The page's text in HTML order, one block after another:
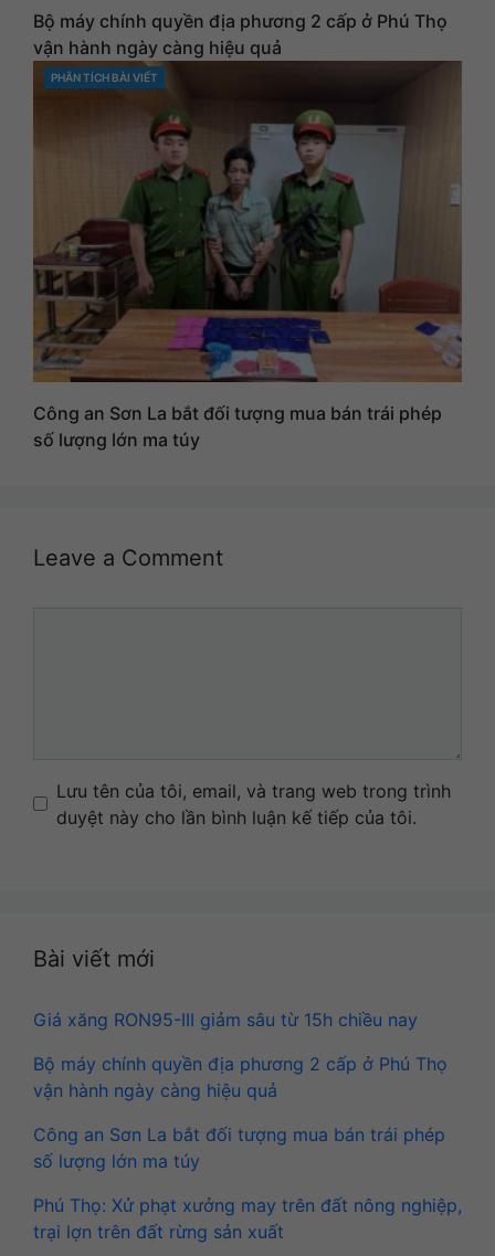
Bộ máy chính quyền địa phương 2 cấp ở Phú Thọ
vận hành ngày càng hiệu quả
CATEGORIES
PHÂN TÍCH BÀI VIẾT
Công an Sơn La bắt đối tượng mua bán trái phép
số lượng lớn ma túy
Leave a Comment
Name
Email
Website
Lưu tên của tôi, email, và trang web trong trình
duyệt này cho lần bình luận kế tiếp của tôi.
Bài viết mới
Giá xăng RON95-III giảm sâu từ 15h chiều nay
Bộ máy chính quyền địa phương 2 cấp ở Phú Thọ
vận hành ngày càng hiệu quả
Công an Sơn La bắt đối tượng mua bán trái phép
số lượng lớn ma túy
Phú Thọ: Xử phạt xưởng may trên đất nông nghiệp,
trại lợn trên đất rừng sản xuất